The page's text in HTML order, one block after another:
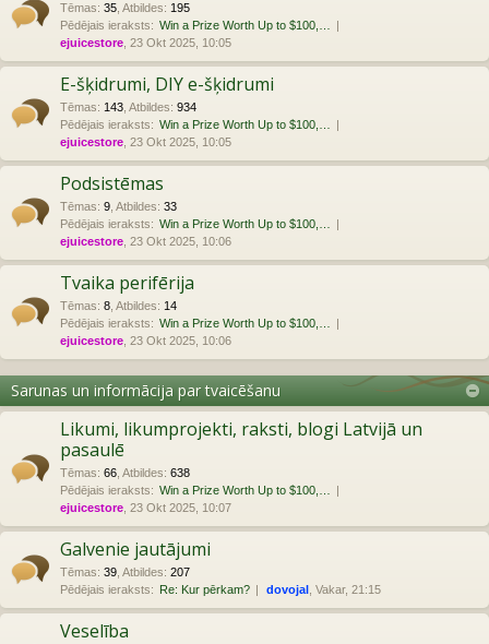
Tēmas: 35 Atbildes: 195
Pēdējais ieraksts: Win a Prize Worth Up to $100,…
ejuicestore , 23 Okt 2025, 10:05
E-šķidrumi, DIY e-šķidrumi
Tēmas: 143 Atbildes: 934
Pēdējais ieraksts: Win a Prize Worth Up to $100,…
ejuicestore , 23 Okt 2025, 10:05
Podsistēmas
Tēmas: 9 Atbildes: 33
Pēdējais ieraksts: Win a Prize Worth Up to $100,…
ejuicestore , 23 Okt 2025, 10:06
Tvaika perifērija
Tēmas: 8 Atbildes: 14
Pēdējais ieraksts: Win a Prize Worth Up to $100,…
ejuicestore , 23 Okt 2025, 10:06
Sarunas un informācija par tvaicēšanu
Likumi, likumprojekti, raksti, blogi Latvijā un
pasaulē
Tēmas: 66 Atbildes: 638
Pēdējais ieraksts: Win a Prize Worth Up to $100,…
ejuicestore , 23 Okt 2025, 10:07
Galvenie jautājumi
Tēmas: 39 Atbildes: 207
Pēdējais ieraksts: Re: Kur pērkam? dovojal , Vakar, 21:15
Veselība